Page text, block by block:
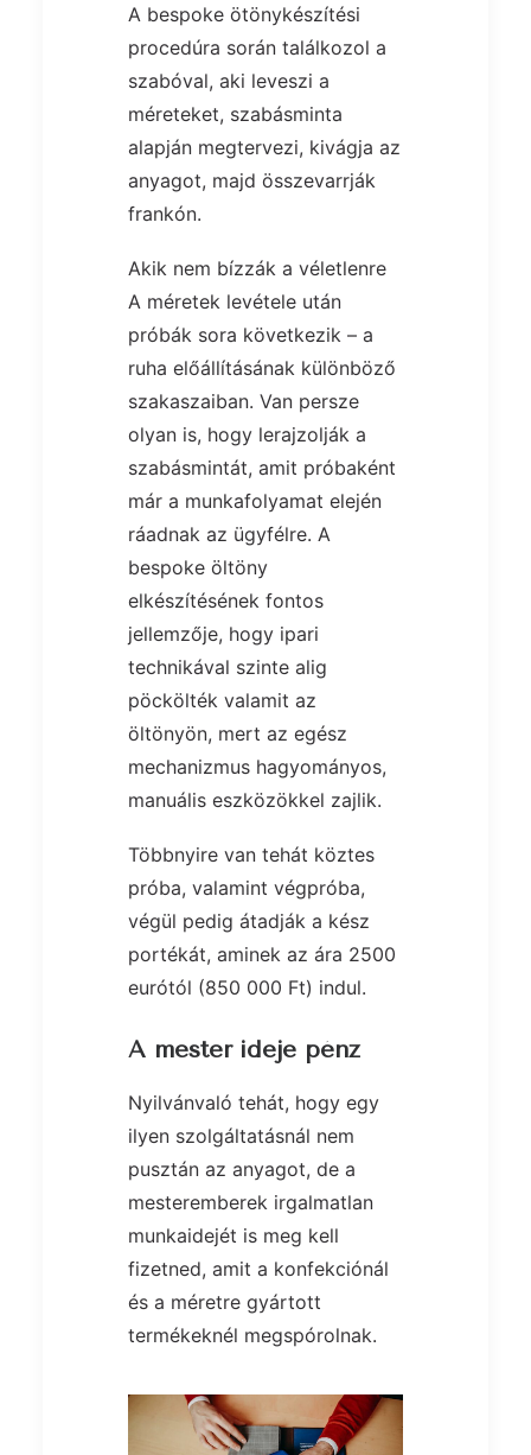
A bespoke ötönykészítési
procedúra során találkozol a
szabóval, aki leveszi a
méreteket, szabásminta
alapján megtervezi, kivágja az
anyagot, majd összevarrják
frankón.
Akik nem bízzák a véletlenre
A méretek levétele után
próbák sora következik – a
ruha előállításának különböző
szakaszaiban. Van persze
olyan is, hogy lerajzolják a
szabásmintát, amit próbaként
már a munkafolyamat elején
ráadnak az ügyfélre. A
bespoke öltöny
elkészítésének fontos
jellemzője, hogy ipari
technikával szinte alig
pöckölték valamit az
öltönyön, mert az egész
mechanizmus hagyományos,
manuális eszközökkel zajlik.
Többnyire van tehát köztes
próba, valamint végpróba,
végül pedig átadják a kész
portékát, aminek az ára 2500
eurótól (850 000 Ft) indul.
A mester ideje pénz
Nyilvánvaló tehát, hogy egy
ilyen szolgáltatásnál nem
pusztán az anyagot, de a
mesteremberek irgalmatlan
munkaidejét is meg kell
fizetned, amit a konfekciónál
és a méretre gyártott
termékeknél megspórolnak.